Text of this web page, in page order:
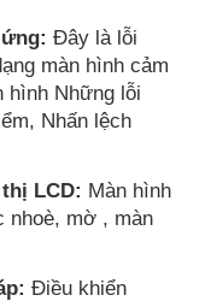
Đây là lỗi
màn hình cảm
hình Những lỗi
Nhấn lệch
LCD: Màn hình
nhoè, mờ , màn
Điều khiển